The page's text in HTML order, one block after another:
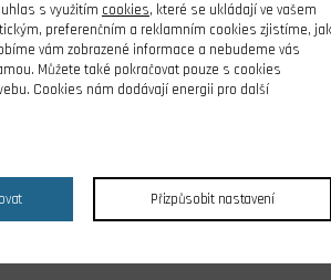
s využitím cookies, které se ukládají ve vašem
preferenčním a reklamním cookies zjistíme, jak
vám zobrazené informace a nebudeme vás
Můžete také pokračovat pouze s cookies
Cookies nám dodávají energii pro další
Přizpůsobit nastavení